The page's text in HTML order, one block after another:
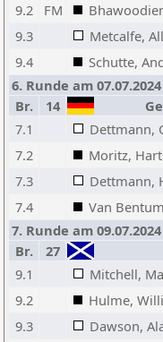
9.2
FM
9.3
Metcalfe,
9.4
Schutte,
6. Runde am
Br.
14
7.1
Dettmann,
7.2
Moritz,
7.3
Dettmann,
7.4
Van
7. Runde am
Br.
27
9.1
Mitchell,
9.2
Hulme,
9.3
Dawson,